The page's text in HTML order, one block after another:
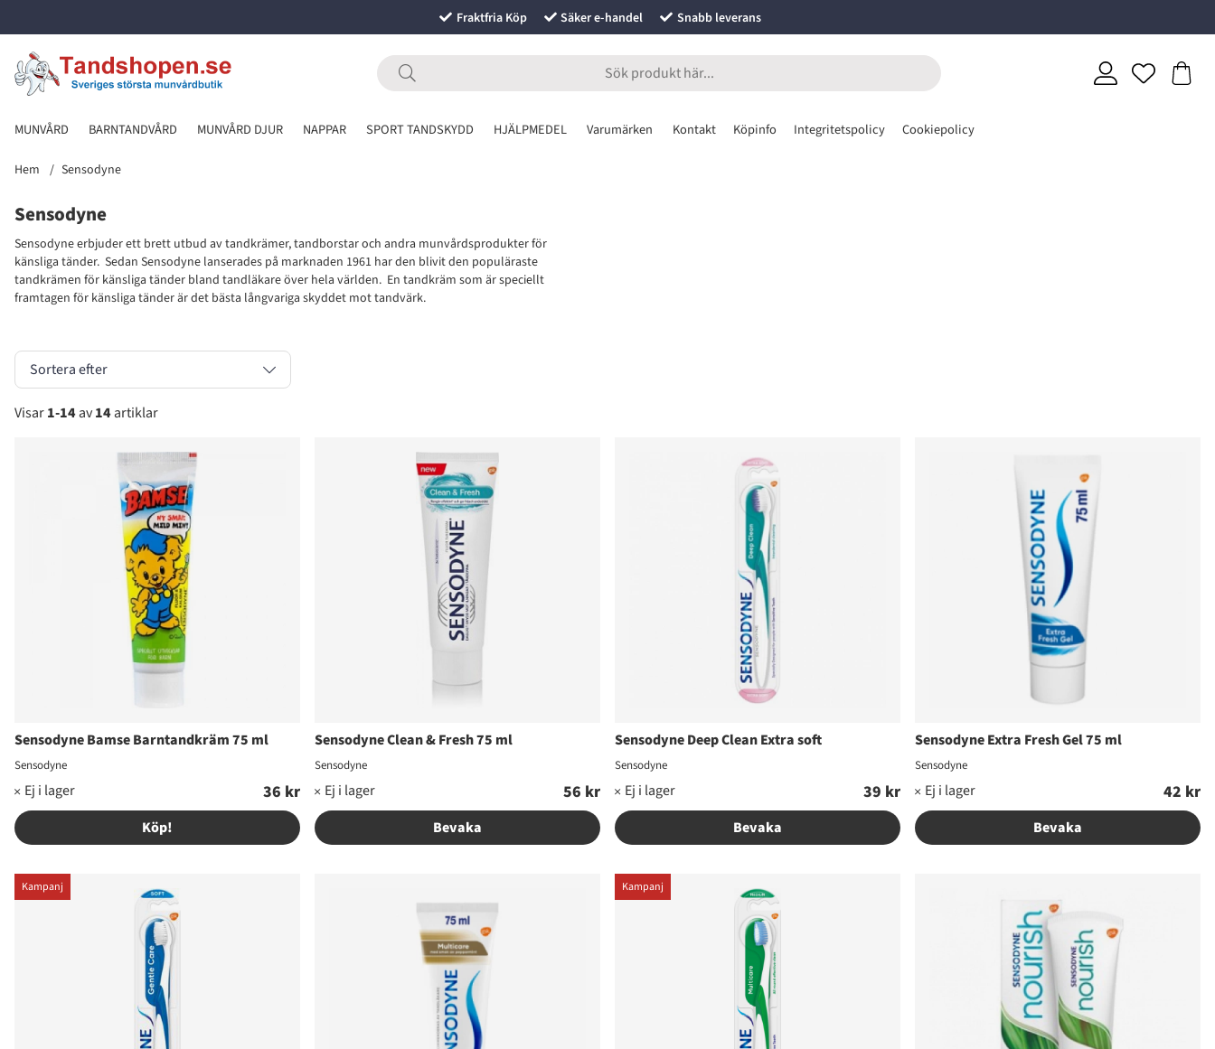
Fraktfria Köp Säker e-handel Snabb leverans
MUNVÅRD BARNTANDVÅRD MUNVÅRD DJUR NAPPAR SPORT TANDSKYDD HJÄLPMEDEL Varumärken Kontakt Köpinfo Integritetspolicy Cookiepolicy
Hem Sensodyne
Sensodyne
Sensodyne erbjuder ett brett utbud av tandkrämer, tandborstar och andra munvårdsprodukter för
känsliga tänder. Sedan Sensodyne lanserades på marknaden 1961 har den blivit den populäraste
tandkrämen för känsliga tänder bland tandläkare över hela världen. En tandkräm som är speciellt
framtagen för känsliga tänder är det bästa långvariga skyddet mot tandvärk.
Sortera efter
Visar1-14av14artiklar
Sensodyne Bamse Barntandkräm 75 ml
Sensodyne
36 kr
Köp!
Sensodyne Clean & Fresh 75 ml
Sensodyne
56 kr
Bevaka
Sensodyne Deep Clean Extra soft
Sensodyne
39 kr
Bevaka
Sensodyne Extra Fresh Gel 75 ml
Sensodyne
42 kr
Bevaka
Kampanj Kampanj